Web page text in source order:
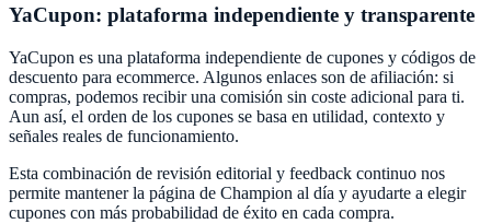
YaCupon: plataforma independiente y transparente
YaCupon es una plataforma independiente de cupones y códigos de
descuento para ecommerce. Algunos enlaces son de afiliación: si
compras, podemos recibir una comisión sin coste adicional para ti.
Aun así, el orden de los cupones se basa en utilidad, contexto y
señales reales de funcionamiento.
Esta combinación de revisión editorial y feedback continuo nos
permite mantener la página de Champion al día y ayudarte a elegir
cupones con más probabilidad de éxito en cada compra.